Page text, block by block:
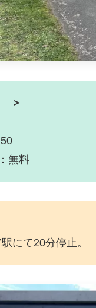
＞
無料
にて20分停止。